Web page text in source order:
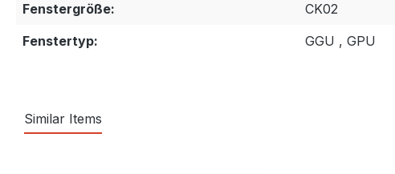
Fenstergröße:
CK02
Fenstertyp:
GGU , GPU
Similar Items